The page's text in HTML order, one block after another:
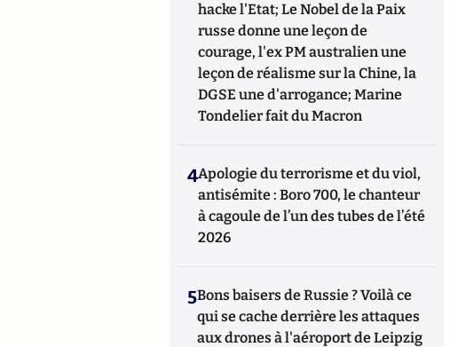
hacke l'Etat; Le Nobel de la Paix
russe donne une leçon de
courage, l'ex PM australien une
leçon de réalisme sur la Chine, la
DGSE une d'arrogance; Marine
Tondelier fait du Macron
4Apologie du terrorisme et du viol,
antisémite : Boro 700, le chanteur
à cagoule de l’un des tubes de l’été
2026
5Bons baisers de Russie ? Voilà ce
qui se cache derrière les attaques
aux drones à l'aéroport de Leipzig